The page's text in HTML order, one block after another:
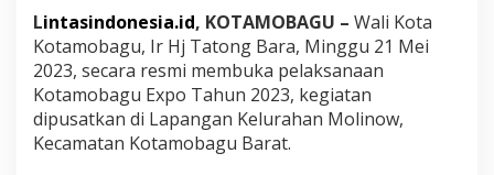
g
u
E
x
p
o
2
Lintasindonesia.id, KOTAMOBAGU – Wali Kota
Kotamobagu, Ir Hj Tatong Bara, Minggu 21 Mei
2023, secara resmi membuka pelaksanaan
Kotamobagu Expo Tahun 2023, kegiatan
dipusatkan di Lapangan Kelurahan Molinow,
Kecamatan Kotamobagu Barat.